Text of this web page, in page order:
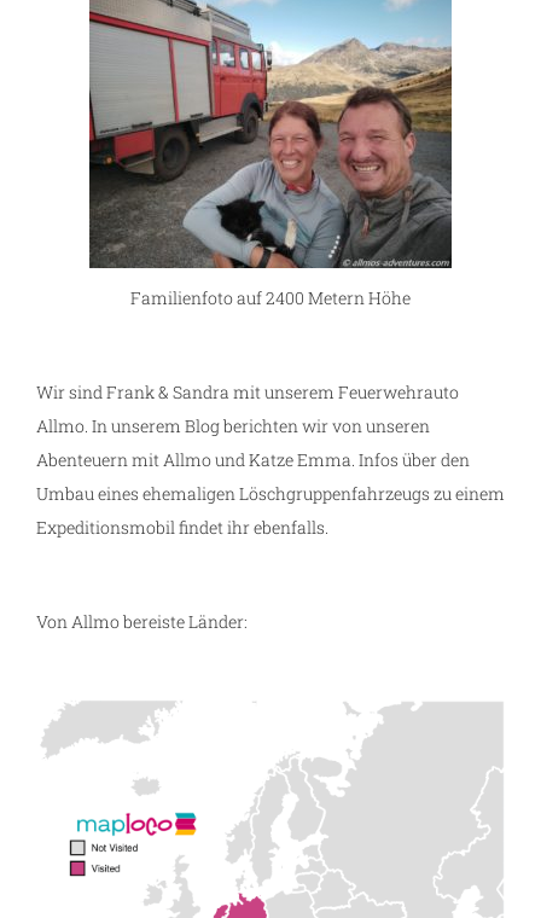
Familienfoto auf 2400 Metern Höhe
Wir sind Frank & Sandra mit unserem Feuerwehrauto
Allmo. In unserem Blog berichten wir von unseren
Abenteuern mit Allmo und Katze Emma. Infos über den
Umbau eines ehemaligen Löschgruppenfahrzeugs zu einem
Expeditionsmobil findet ihr ebenfalls.
Von Allmo bereiste Länder: